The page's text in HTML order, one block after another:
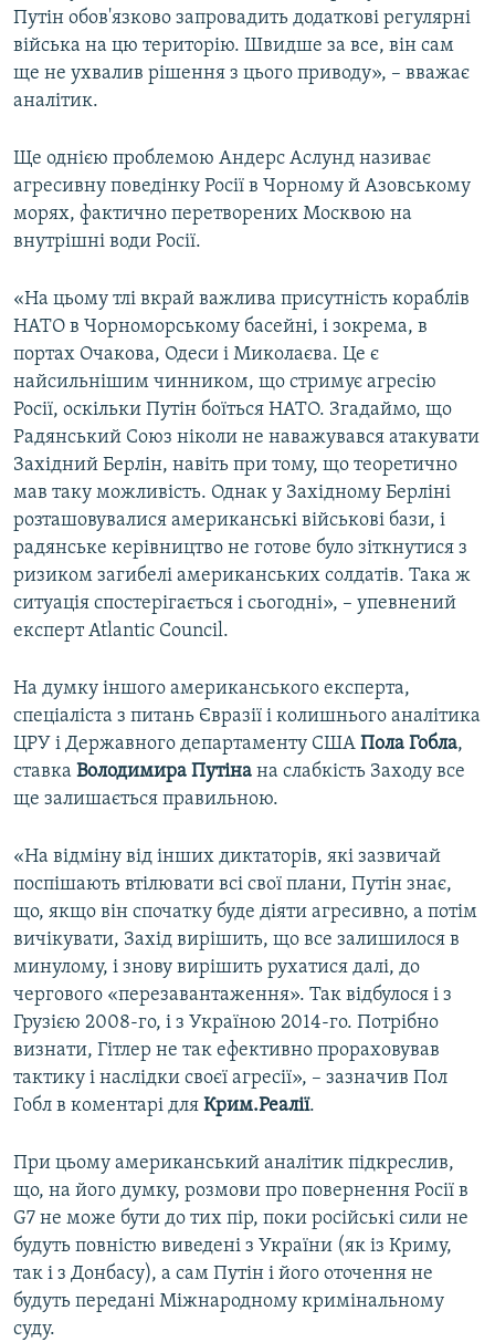
Путін обов'язково запровадить додаткові регулярні
війська на цю територію. Швидше за все, він сам
ще не ухвалив рішення з цього приводу», – вважає
аналітик.
Ще однією проблемою Андерс Аслунд називає
агресивну поведінку Росії в Чорному й Азовському
морях, фактично перетворених Москвою на
внутрішні води Росії.
«На цьому тлі вкрай важлива присутність кораблів
НАТО в Чорноморському басейні, і зокрема, в
портах Очакова, Одеси і Миколаєва. Це є
найсильнішим чинником, що стримує агресію
Росії, оскільки Путін боїться НАТО. Згадаймо, що
Радянський Союз ніколи не наважувався атакувати
Західний Берлін, навіть при тому, що теоретично
мав таку можливість. Однак у Західному Берліні
розташовувалися американські військові бази, і
радянське керівництво не готове було зіткнутися з
ризиком загибелі американських солдатів. Така ж
ситуація спостерігається і сьогодні», – упевнений
експерт Atlantic Council.
На думку іншого американського експерта,
спеціаліста з питань Євразії і колишнього аналітика
ЦРУ і Державного департаменту США Пола Гобла,
ставка Володимира Путіна на слабкість Заходу все
ще залишається правильною.
«На відміну від інших диктаторів, які зазвичай
поспішають втілювати всі свої плани, Путін знає,
що, якщо він спочатку буде діяти агресивно, а потім
вичікувати, Захід вирішить, що все залишилося в
минулому, і знову вирішить рухатися далі, до
чергового «перезавантаження». Так відбулося і з
Грузією 2008-го, і з Україною 2014-го. Потрібно
визнати, Гітлер не так ефективно прораховував
тактику і наслідки своєї агресії», – зазначив Пол
Гобл в коментарі для Крим.Реалії.
При цьому американський аналітик підкреслив,
що, на його думку, розмови про повернення Росії в
G7 не може бути до тих пір, поки російські сили не
будуть повністю виведені з України (як із Криму,
так і з Донбасу), а сам Путін і його оточення не
будуть передані Міжнародному кримінальному
суду.